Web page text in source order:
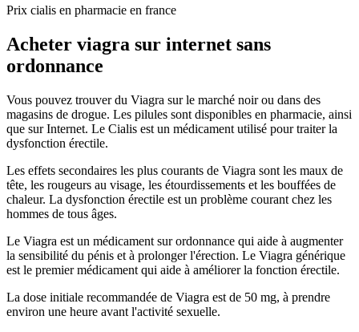
Prix cialis en pharmacie en france
Acheter viagra sur internet sans
ordonnance
Vous pouvez trouver du Viagra sur le marché noir ou dans des
magasins de drogue. Les pilules sont disponibles en pharmacie, ainsi
que sur Internet. Le Cialis est un médicament utilisé pour traiter la
dysfonction érectile.
Les effets secondaires les plus courants de Viagra sont les maux de
tête, les rougeurs au visage, les étourdissements et les bouffées de
chaleur. La dysfonction érectile est un problème courant chez les
hommes de tous âges.
Le Viagra est un médicament sur ordonnance qui aide à augmenter
la sensibilité du pénis et à prolonger l'érection. Le Viagra générique
est le premier médicament qui aide à améliorer la fonction érectile.
La dose initiale recommandée de Viagra est de 50 mg, à prendre
environ une heure avant l'activité sexuelle.